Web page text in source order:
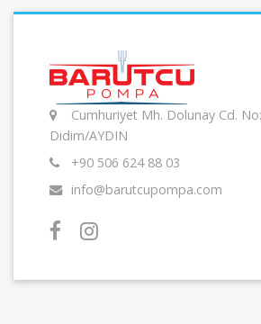
Cumhuriyet Mh. Dolunay Cd.
Didim/AYDIN
+90 506 624 88 03
info@barutcupompa.com